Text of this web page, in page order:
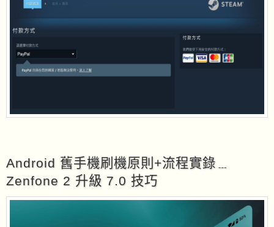
Android 舊手機刷機原則+流程實錄﹍
Zenfone 2 升級 7.0 技巧